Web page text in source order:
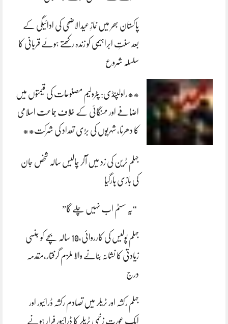
پاکستان بھر میں نمازِ عیدالاضحی کی ادائیگی کے
بعد سنتِ ابراہیمی کو زندہ رکھتے ہوئے قربانی کا
سلسلہ شروع
**راولپنڈی: پٹرولیم مصنوعات کی قیمتوں میں
اضافے اور مہنگائی کے خلاف جماعت اسلامی
کا دھرنا، شہریوں کی بڑی تعداد کی شرکت**
جہلم ٹرین کی زد میں آکر چالیس سالہ شخص جان
کی بازی ہارگیا
“یہ سسٹم اب نہیں چلے گا”
جہلم پولیس کی کارروائی،10 سالہ بچے کو جنسی
زیادتی کا نشانہ بنانے والا ملزم گرفتار،مقدمہ
درج
جہلم رکشہ اور ٹریلر میں تصادم رکشہ ڈرائیور اور
ایک عورت زخمی ٹریلر کا ڈرائیور فرار ہونے